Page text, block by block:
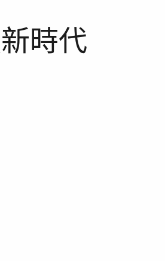
時代